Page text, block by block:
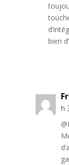
bien
h